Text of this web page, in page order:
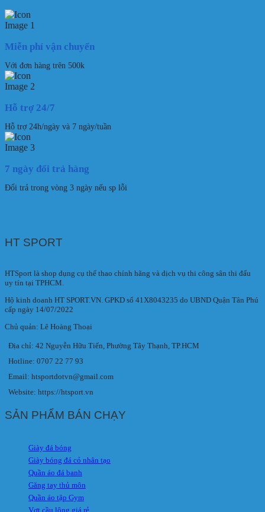
Miễn phí vận chuyển
Với đơn hàng trên 500k
Hỗ trợ 24/7
Hỗ trợ 24h/ngày và 7 ngày/tuần
7 ngày đổi trả hàng
Đổi trả trong vòng 3 ngày nếu sp lỗi
HT SPORT
HTSport là shop dụng cụ thể thao chính hãng và dịch vụ thi công sân thi đấu
uy tín tại TPHCM.
Hộ kinh doanh HT SPORT.VN. GPKD số 41X8043235 do UBND Quận Tân Phú
cấp ngày 14/07/2022
Chủ quản: Lê Hoàng Thoại
Địa chỉ: 42 Nguyễn Hữu Tiến, Phường Tây Thạnh, TP.HCM
Hotline: 0707 22 77 93
Email: htsportdotvn@gmail.com
Website: https://htsport.vn
SẢN PHẨM BÁN CHẠY
Giày đá bóng
Giày bóng đá cỏ nhân tạo
Quần áo đá banh
Găng tay thủ môn
Quần áo tập Gym
Vợt cầu lông giá rẻ